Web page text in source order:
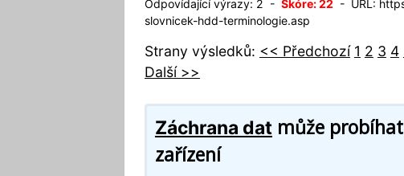
Odpovídající výrazy: 2 - Skóre: 22- URL:
slovnicek-hdd-terminologie.asp
Strany výsledků: << Předchozí 1 2 3 4
Další >>
Záchrana datmůže
zařízení